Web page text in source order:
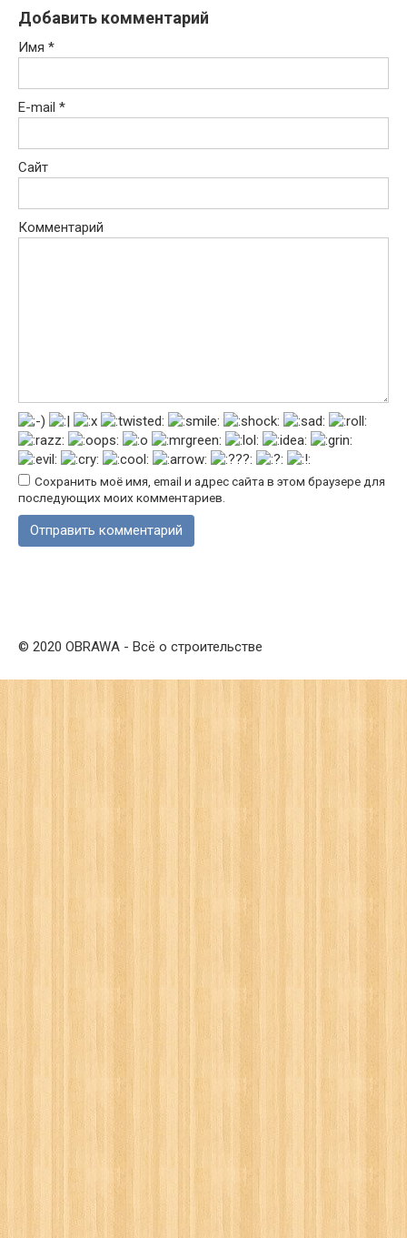
Добавить комментарий
Имя *
E-mail *
Сайт
Комментарий
Сохранить моё имя, email и адрес сайта в этом браузере для
последующих моих комментариев.
© 2020 OBRAWA - Всё о строительстве